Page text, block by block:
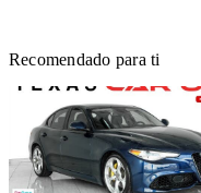
Recomendado para ti